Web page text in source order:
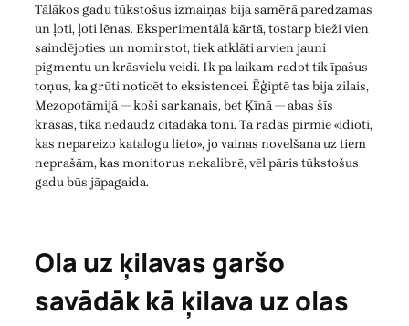
Tālākos gadu tūkstošus izmaiņas bija samērā paredzamas
un ļoti, ļoti lēnas. Eksperimentālā kārtā, tostarp bieži vien
saindējoties un nomirstot, tiek atklāti arvien jauni
pigmentu un krāsvielu veidi. Ik pa laikam radot tik īpašus
toņus, ka grūti noticēt to eksistencei. Ēģiptē tas bija zilais,
Mezopotāmijā — koši sarkanais, bet Ķīnā — abas šīs
krāsas, tika nedaudz citādākā tonī. Tā radās pirmie «idioti,
kas nepareizo katalogu lieto», jo vainas novelšana uz tiem
neprašām, kas monitorus nekalibrē, vēl pāris tūkstošus
gadu būs jāpagaida.
Ola uz ķilavas garšo
savādāk kā ķilava uz olas